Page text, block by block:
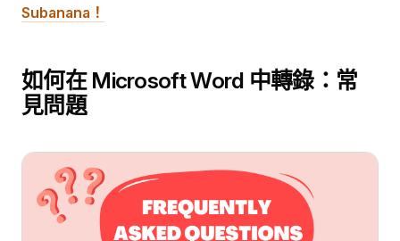
Subanana！
如何在 Microsoft Word 中轉錄：常
見問題